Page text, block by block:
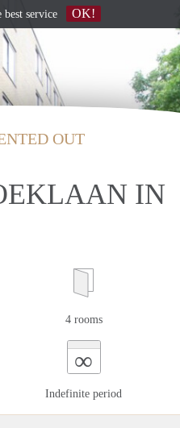
OUT
IN
4 rooms
∞
Indefinite period
service OK!